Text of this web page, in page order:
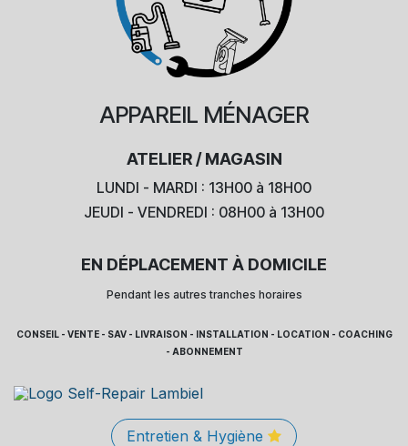
APPAREIL MÉNAGER
ATELIER / MAGASIN
LUNDI - MARDI : 13H00 à 18H00
JEUDI - VENDREDI : 08H00 à 13H00
EN DÉPLACEMENT À DOMICILE
Pendant les autres tranches horaires
CONSEIL - VENTE - SAV - LIVRAISON - INSTALLATION - LOCATION - COACHING
- ABONNEMENT
Entretien & Hygiène